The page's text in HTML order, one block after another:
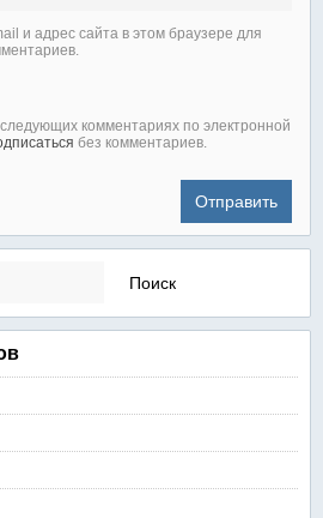
и адрес сайта в этом браузере для
комментариях по электронной
без комментариев.
Найти: